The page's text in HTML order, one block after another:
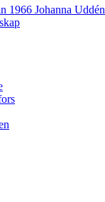
1966 Johanna Uddén